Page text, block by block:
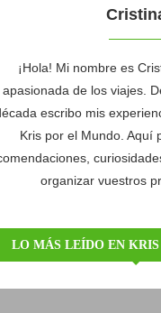
¡Hola! Mi nombre es
apasionada de los viajes.
escribo mis
Kris por el Mundo. Aquí
organizar vuestros
LO MÁS LEÍDO EN